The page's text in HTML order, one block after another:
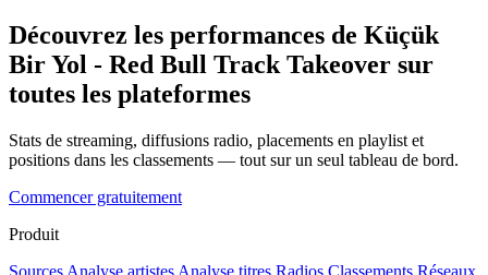
Découvrez les performances de Küçük
Bir Yol - Red Bull Track Takeover sur
toutes les plateformes
Stats de streaming, diffusions radio, placements en playlist et
positions dans les classements — tout sur un seul tableau de bord.
Commencer gratuitement
Produit
Sources Analyse artistes Analyse titres Radios Classements Réseaux